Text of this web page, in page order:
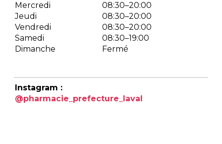
Mercredi
08:30–20:00
Jeudi
08:30–20:00
Vendredi
08:30–20:00
Samedi
08:30–19:00
Dimanche
Fermé
Instagram :
@pharmacie_prefecture_laval